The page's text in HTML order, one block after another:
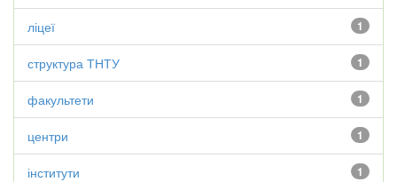
1
ліцеї
1
структура ТНТУ
1
факультети
1
центри
1
інститути